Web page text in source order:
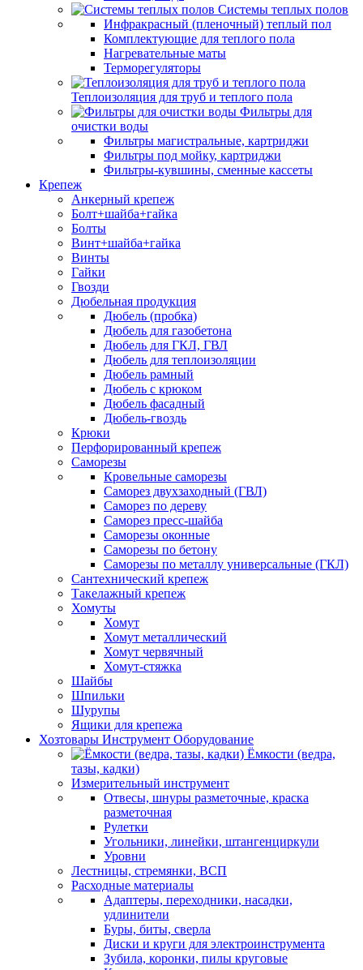
Системы теплых полов
Инфракрасный (пленочный) теплый пол
Комплектующие для теплого пола
Нагревательные маты
Терморегуляторы
Теплоизоляция для труб и теплого пола
Фильтры для
очистки воды
Фильтры магистральные, картриджи
Фильтры под мойку, картриджи
Фильтры-кувшины, сменные кассеты
Крепеж
Анкерный крепеж
Болт+шайба+гайка
Болты
Винт+шайба+гайка
Винты
Гайки
Гвозди
Дюбельная продукция
Дюбель (пробка)
Дюбель для газобетона
Дюбель для ГКЛ, ГВЛ
Дюбель для теплоизоляции
Дюбель рамный
Дюбель с крюком
Дюбель фасадный
Дюбель-гвоздь
Крюки
Перфорированный крепеж
Саморезы
Кровельные саморезы
Саморез двухзаходный (ГВЛ)
Саморез по дереву
Саморез пресс-шайба
Саморезы оконные
Саморезы по бетону
Саморезы по металлу универсальные (ГКЛ)
Сантехнический крепеж
Такелажный крепеж
Хомуты
Хомут
Хомут металлический
Хомут червячный
Хомут-стяжка
Шайбы
Шпильки
Шурупы
Ящики для крепежа
Хозтовары Инструмент Оборудование
Ёмкости (ведра,
тазы, кадки)
Измерительный инструмент
Отвесы, шнуры разметочные, краска
разметочная
Рулетки
Угольники, линейки, штангенциркули
Уровни
Лестницы, стремянки, ВСП
Расходные материалы
Адаптеры, переходники, насадки,
удлинители
Буры, биты, сверла
Диски и круги для электроинструмента
Зубила, коронки, пилы круговые